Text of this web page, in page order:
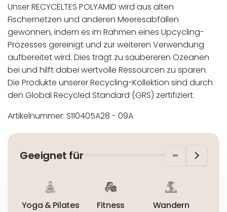
Unser RECYCELTES POLYAMID wird aus alten
Fischernetzen und anderen Meeresabfällen
gewonnen, indem es im Rahmen eines Upcycling-
Prozesses gereinigt und zur weiteren Verwendung
aufbereitet wird. Dies trägt zu saubereren Ozeanen
bei und hilft dabei wertvolle Ressourcen zu sparen.
Die Produkte unserer Recycling-Kollektion sind durch
den Global Recycled Standard (GRS) zertifiziert.
Artikelnummer: S110405A28 - 09A
Maschinenwäsche bis 30°C
Nicht bügeln
In der EU niedergelassener verantwortlicher
Geeignet für
Yoga & Pilates Fitness Wandern